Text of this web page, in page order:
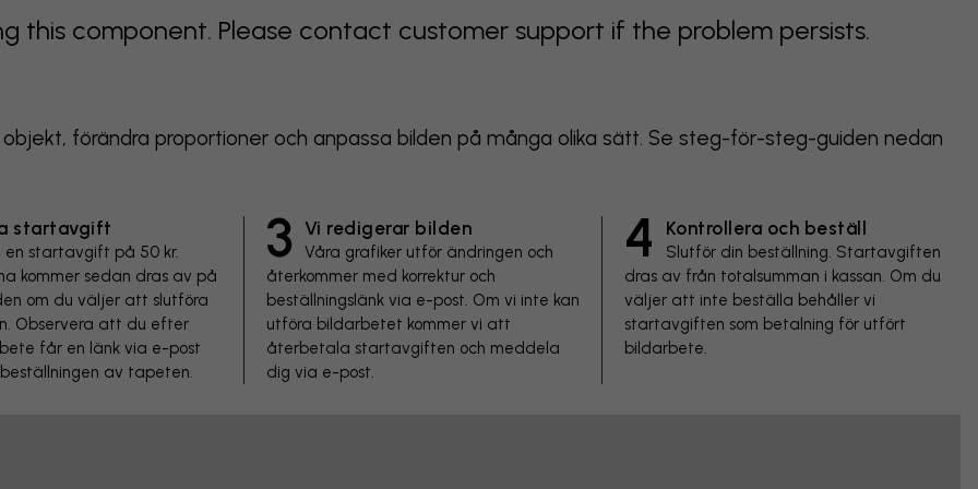
this component. Please contact customer support if the problem persists.
förändra proportioner och anpassa bilden på många olika sätt. Se steg-för-steg-guiden nedan
startavgift
en startavgift på 50 kr.
kommer sedan dras av på
om du väljer att slutföra
Observera att du efter
får en länk via e-post
av tapeten.
3 Vi redigerar bilden
Våra grafiker utför ändringen och
återkommer med korrektur och
beställningslänk via e-post. Om vi inte kan
utföra bildarbetet kommer vi att
återbetala startavgiften och meddela
dig via e-post.
4 Kontrollera och beställ
Slutför din beställning. Startavgiften
dras av från totalsumman i kassan. Om du
väljer att inte beställa behåller vi
startavgiften som betalning för utfört
bildarbete.